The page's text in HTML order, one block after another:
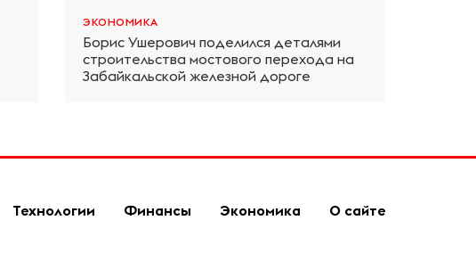
ЭКОНОМИКА
Борис Ушерович поделился деталями
строительства мостового перехода на
Забайкальской железной дороге
Технологии Финансы Экономика О сайте